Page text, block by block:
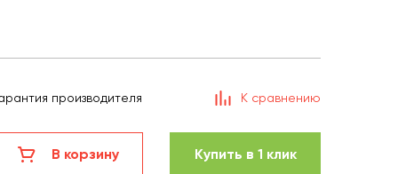
производителя К сравнению
В корзину Купить в 1 клик